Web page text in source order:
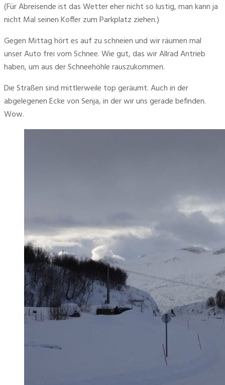
(Für Abreisende ist das Wetter eher nicht so lustig, man kann ja
nicht Mal seinen Koffer zum Parkplatz ziehen.)
Gegen Mittag hört es auf zu schneien und wir räumen mal
unser Auto frei vom Schnee. Wie gut, das wir Allrad Antrieb
haben, um aus der Schneehöhle rauszukommen.
Die Straßen sind mittlerweile top geräumt. Auch in der
abgelegenen Ecke von Senja, in der wir uns gerade befinden.
Wow.